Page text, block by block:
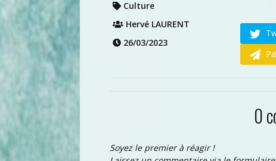
Culture
Hervé LAURENT
26/03/2023
0
Soyez le premier à réagir !